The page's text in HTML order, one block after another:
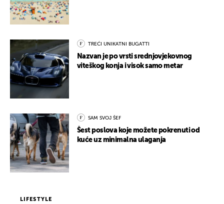
TREĆI UNIKATNI BUGATTI
Nazvan je po vrsti srednjovjekovnog
viteškog konja i visok samo metar
SAM SVOJ ŠEF
Šest poslova koje možete pokrenuti od
kuće uz minimalna ulaganja
LIFESTYLE